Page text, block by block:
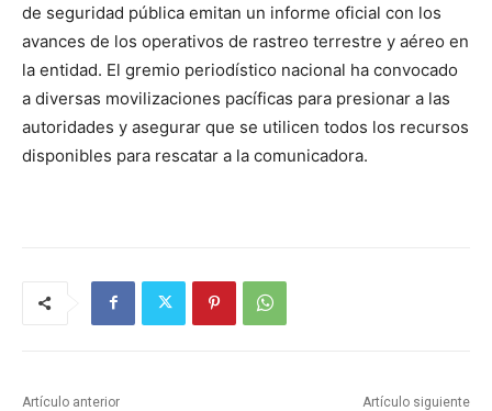
de seguridad pública emitan un informe oficial con los
avances de los operativos de rastreo terrestre y aéreo en
la entidad. El gremio periodístico nacional ha convocado
a diversas movilizaciones pacíficas para presionar a las
autoridades y asegurar que se utilicen todos los recursos
disponibles para rescatar a la comunicadora.
Artículo anterior Artículo siguiente